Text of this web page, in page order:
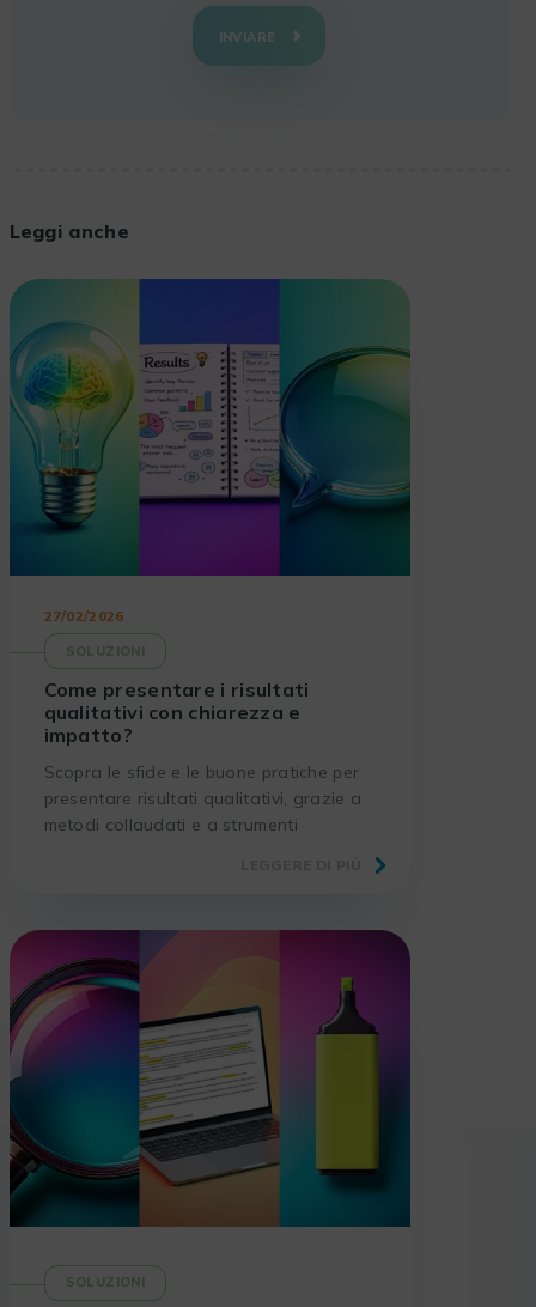
INVIARE
Leggi anche
27/02/2026
SOLUZIONI
Come presentare i risultati
qualitativi con chiarezza e
impatto?
Scopra le sfide e le buone pratiche per
presentare risultati qualitativi, grazie a
metodi collaudati e a strumenti
SOLUZIONI